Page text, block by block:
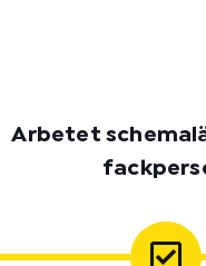
Arbetet